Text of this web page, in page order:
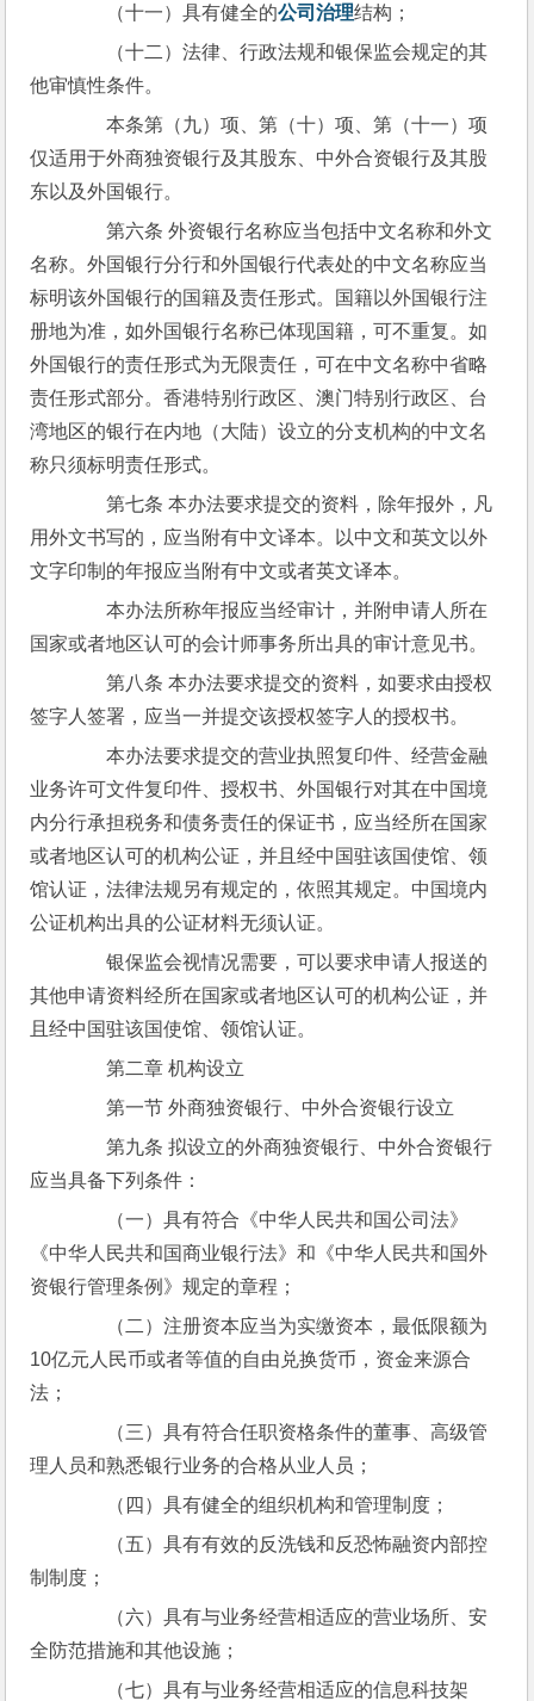
（十一）具有健全的公司治理结构；
（十二）法律、行政法规和银保监会规定的其
他审慎性条件。
本条第（九）项、第（十）项、第（十一）项
仅适用于外商独资银行及其股东、中外合资银行及其股
东以及外国银行。
第六条 外资银行名称应当包括中文名称和外文
名称。外国银行分行和外国银行代表处的中文名称应当
标明该外国银行的国籍及责任形式。国籍以外国银行注
册地为准，如外国银行名称已体现国籍，可不重复。如
外国银行的责任形式为无限责任，可在中文名称中省略
责任形式部分。香港特别行政区、澳门特别行政区、台
湾地区的银行在内地（大陆）设立的分支机构的中文名
称只须标明责任形式。
第七条 本办法要求提交的资料，除年报外，凡
用外文书写的，应当附有中文译本。以中文和英文以外
文字印制的年报应当附有中文或者英文译本。
本办法所称年报应当经审计，并附申请人所在
国家或者地区认可的会计师事务所出具的审计意见书。
第八条 本办法要求提交的资料，如要求由授权
签字人签署，应当一并提交该授权签字人的授权书。
本办法要求提交的营业执照复印件、经营金融
业务许可文件复印件、授权书、外国银行对其在中国境
内分行承担税务和债务责任的保证书，应当经所在国家
或者地区认可的机构公证，并且经中国驻该国使馆、领
馆认证，法律法规另有规定的，依照其规定。中国境内
公证机构出具的公证材料无须认证。
银保监会视情况需要，可以要求申请人报送的
其他申请资料经所在国家或者地区认可的机构公证，并
且经中国驻该国使馆、领馆认证。
第二章 机构设立
第一节 外商独资银行、中外合资银行设立
第九条 拟设立的外商独资银行、中外合资银行
应当具备下列条件：
（一）具有符合《中华人民共和国公司法》
《中华人民共和国商业银行法》和《中华人民共和国外
资银行管理条例》规定的章程；
（二）注册资本应当为实缴资本，最低限额为
10亿元人民币或者等值的自由兑换货币，资金来源合
法；
（三）具有符合任职资格条件的董事、高级管
理人员和熟悉银行业务的合格从业人员；
（四）具有健全的组织机构和管理制度；
（五）具有有效的反洗钱和反恐怖融资内部控
制制度；
（六）具有与业务经营相适应的营业场所、安
全防范措施和其他设施；
（七）具有与业务经营相适应的信息科技架